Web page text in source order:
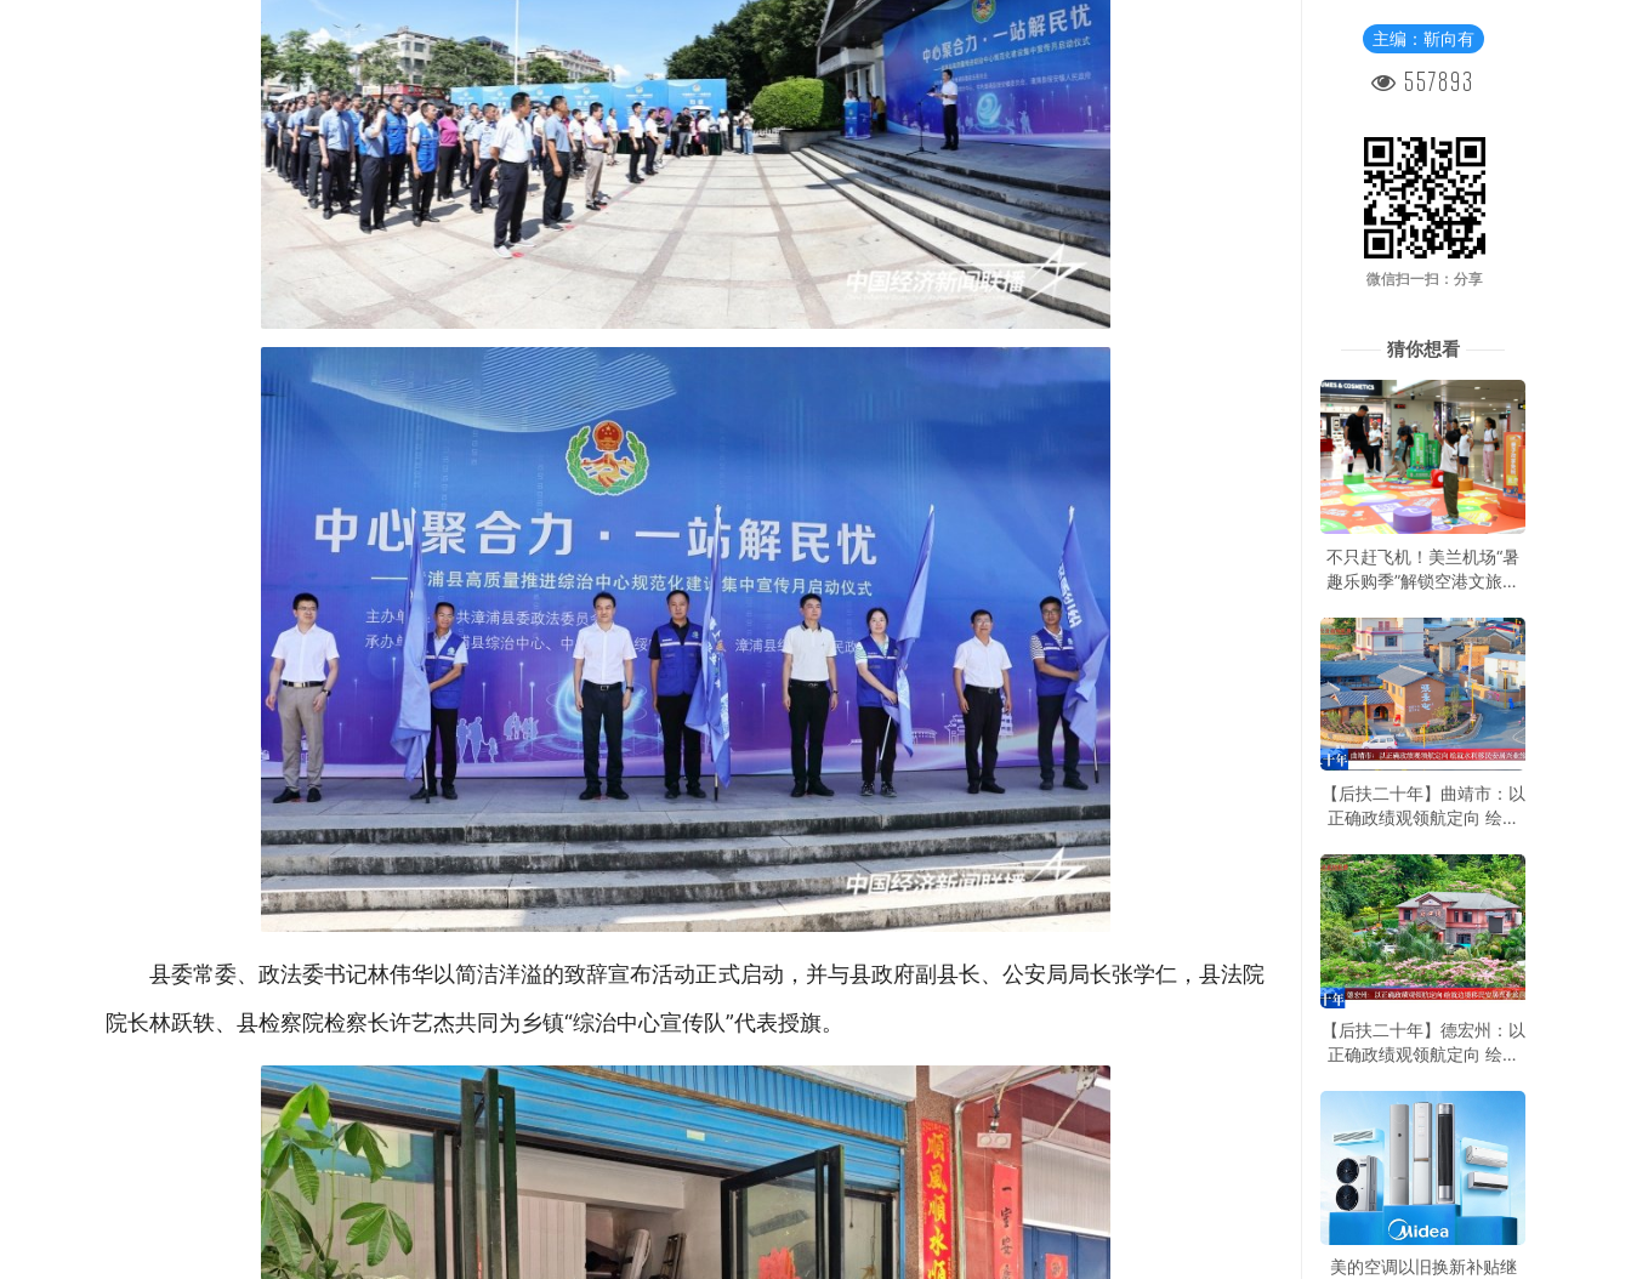
县委常委、政法委书记林伟华以简洁洋溢的致辞宣布活动正式启动，并与县政府副县长、公安局局长张学仁，县法院
院长林跃轶、县检察院检察长许艺杰共同为乡镇“综治中心宣传队”代表授旗。
主编：靳向有
557893
微信扫一扫：分享
猜你想看
不只赶飞机！美兰机场“暑
趣乐购季”解锁空港文旅新
【后扶二十年】曲靖市：以
正确政绩观领航定向 绘就
景
【后扶二十年】德宏州：以
正确政绩观领航定向 绘就
新画卷
美的空调以旧换新补贴继